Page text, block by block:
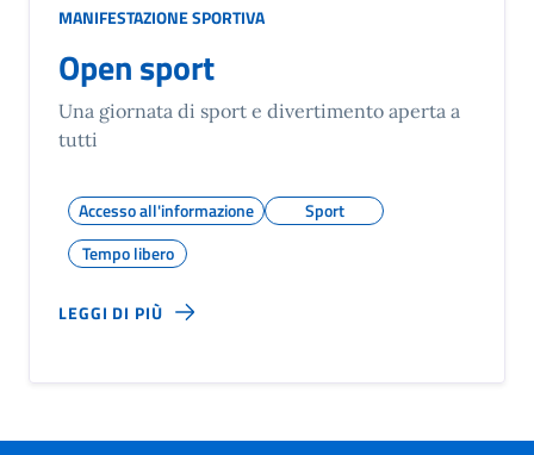
MANIFESTAZIONE SPORTIVA
Open sport
Una giornata di sport e divertimento aperta a
tutti
Accesso all'informazione
Sport
Tempo libero
LEGGI DI PIÙ